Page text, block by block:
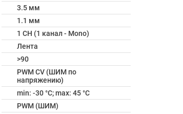
3.5 мм
1.1 мм
1 CH (1 канал - Mono)
Лента
>90
PWM СV (ШИМ по
напряжению)
min: -30 °C; max: 45 °C
PWM (ШИМ)